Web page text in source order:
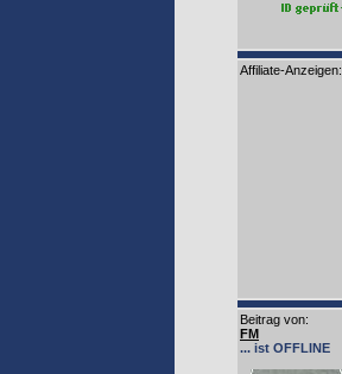
Affiliate-Anzeigen:
Beitrag von:
FM
... ist OFFLINE